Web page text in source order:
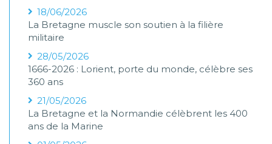
18/06/2026
La Bretagne muscle son soutien à la filière
militaire
28/05/2026
1666-2026 : Lorient, porte du monde, célèbre ses
360 ans
21/05/2026
La Bretagne et la Normandie célèbrent les 400
ans de la Marine